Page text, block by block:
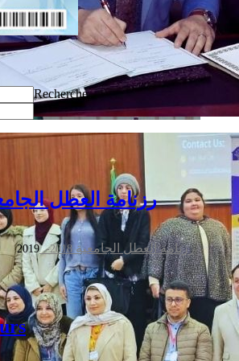
Recherche
رزنامة العطل الجامعية -
رزنامة العطل الجامعية 2018-
2019